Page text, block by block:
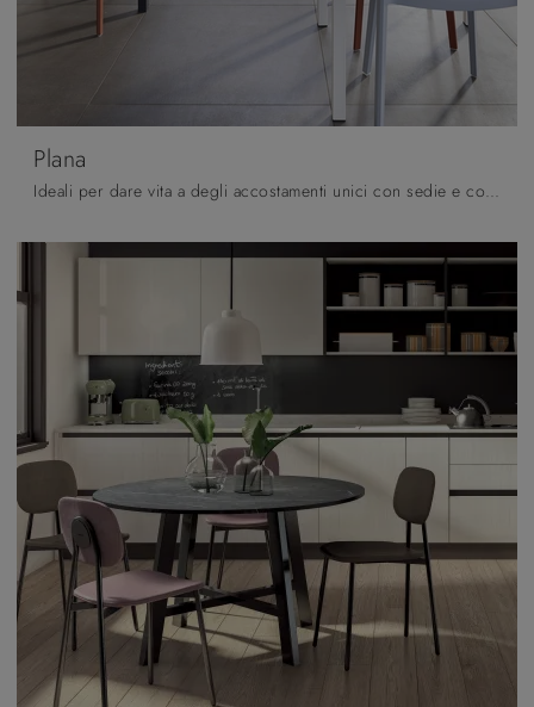
Plana
Ideali per dare vita a degli accostamenti unici con sedie e complementi moderni, i Tavoli fissi della firma sono soluzioni tra le più belle in ...